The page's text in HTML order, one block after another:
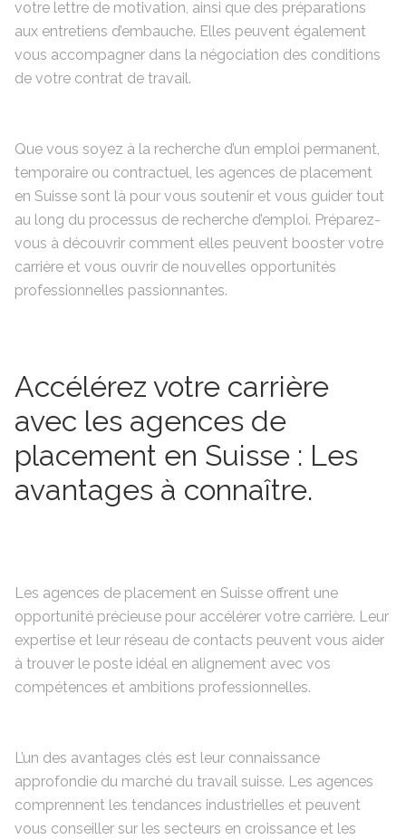
votre lettre de motivation, ainsi que des préparations
aux entretiens d’embauche. Elles peuvent également
vous accompagner dans la négociation des conditions
de votre contrat de travail.
Que vous soyez à la recherche d’un emploi permanent,
temporaire ou contractuel, les agences de placement
en Suisse sont là pour vous soutenir et vous guider tout
au long du processus de recherche d’emploi. Préparez-
vous à découvrir comment elles peuvent booster votre
carrière et vous ouvrir de nouvelles opportunités
professionnelles passionnantes.
Accélérez votre carrière
avec les agences de
placement en Suisse : Les
avantages à connaître.
Les agences de placement en Suisse offrent une
opportunité précieuse pour accélérer votre carrière. Leur
expertise et leur réseau de contacts peuvent vous aider
à trouver le poste idéal en alignement avec vos
compétences et ambitions professionnelles.
L’un des avantages clés est leur connaissance
approfondie du marché du travail suisse. Les agences
comprennent les tendances industrielles et peuvent
vous conseiller sur les secteurs en croissance et les